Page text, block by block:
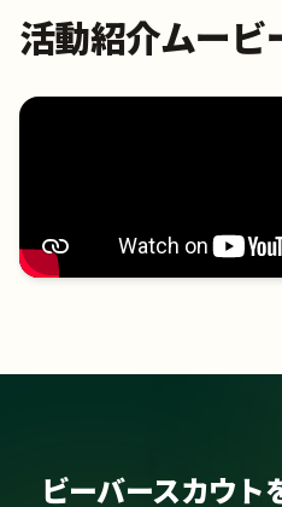
活動紹介ムービ
ビーバースカウト